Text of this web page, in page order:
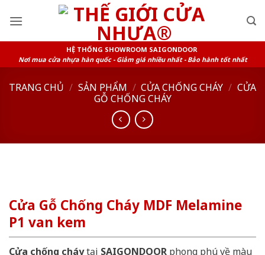
HỆ THỐNG SHOWROOM SAIGONDOOR
Nơi mua cửa nhựa hàn quốc - Giảm giá nhiều nhất - Bảo hành tốt nhất
TRANG CHỦ / SẢN PHẨM / CỬA CHỐNG CHÁY / CỬA
GỖ CHỐNG CHÁY
Cửa Gỗ Chống Cháy MDF Melamine
P1 van kem
Cửa chống cháytại SAIGONDOOR phong phú về màu